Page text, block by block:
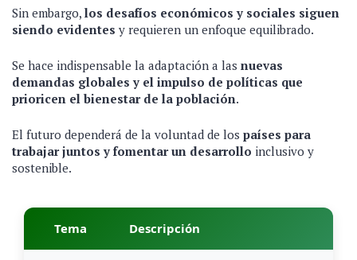
Sin embargo, los desafíos económicos y sociales siguen
siendo evidentes y requieren un enfoque equilibrado.
Se hace indispensable la adaptación a las nuevas
demandas globales y el impulso de políticas que
prioricen el bienestar de la población.
El futuro dependerá de la voluntad de los países para
trabajar juntos y fomentar un desarrollo inclusivo y
sostenible.
Tema Descripción